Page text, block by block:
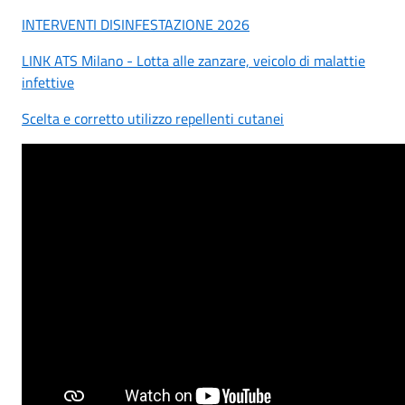
INTERVENTI DISINFESTAZIONE 2026
LINK ATS Milano - Lotta alle zanzare, veicolo di malattie
infettive
Scelta e corretto utilizzo repellenti cutanei